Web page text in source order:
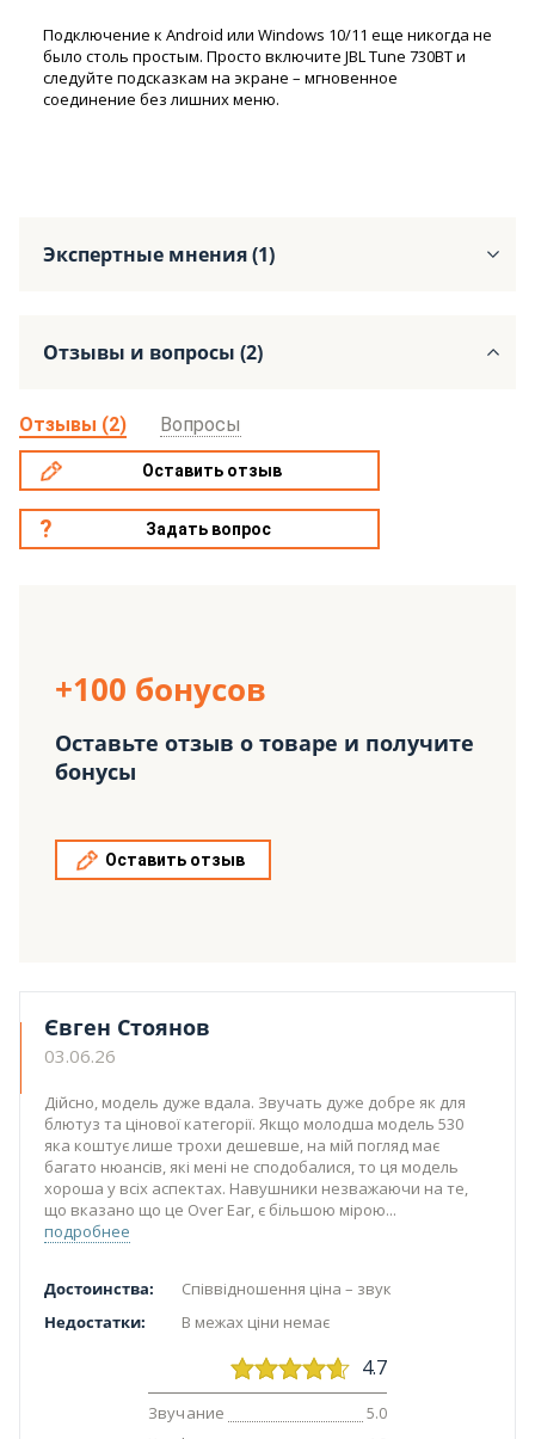
Подключение к Android или Windows 10/11 еще никогда не
было столь простым. Просто включите JBL Tune 730BT и
следуйте подсказкам на экране – мгновенное
соединение без лишних меню.
Экспертные мнения (1)
Отзывы и вопросы (2)
Отзывы (2) Вопросы
Оставить отзыв
Задать вопрос
+100 бонусов
Оставьте отзыв о товаре и получите
бонусы
Оставить отзыв
Євген Стоянов
03.06.26
Дійсно, модель дуже вдала. Звучать дуже добре як для
блютуз та цінової категорії. Якщо молодша модель 530
яка коштує лише трохи дешевше, на мій погляд має
багато нюансів, які мені не сподобалися, то ця модель
хороша у всіх аспектах. Навушники незважаючи на те,
що вказано що це Over Ear, є більшою мірою
подробнее
Достоинства:
Співвідношення ціна – звук
Недостатки:
В межах ціни немає
4.7
Звучание 5.0